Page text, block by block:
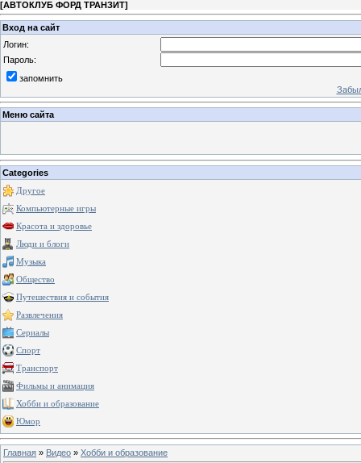
[АВТОКЛУБ ФОРД ТРАНЗИТ]
Вход на сайт
Логин:
Пароль:
запомнить
Меню сайта
Categories
Другое
Компьютерные игры
Красота и здоровье
Люди и блоги
Музыка
Общество
Путешествия и события
Развлечения
Сериалы
Спорт
Транспорт
Фильмы и анимация
Хобби и образование
Юмор
Главная » Видео » Хобби и образование